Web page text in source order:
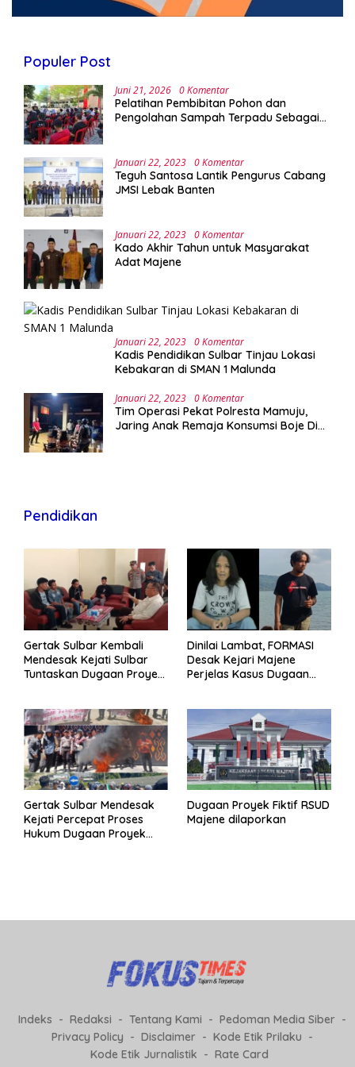
Populer Post
Juni 21, 2026 0 Komentar
Pelatihan Pembibitan Pohon dan
Pengolahan Sampah Terpadu Sebagai
Januari 22, 2023 0 Komentar
Teguh Santosa Lantik Pengurus Cabang
JMSI Lebak Banten
Januari 22, 2023 0 Komentar
Kado Akhir Tahun untuk Masyarakat
Adat Majene
Januari 22, 2023 0 Komentar
Kadis Pendidikan Sulbar Tinjau Lokasi
Kebakaran di SMAN 1 Malunda
Januari 22, 2023 0 Komentar
Tim Operasi Pekat Polresta Mamuju,
Jaring Anak Remaja Konsumsi Boje Di
Pendidikan
Gertak Sulbar Kembali
Mendesak Kejati Sulbar
Tuntaskan Dugaan Proyek
Dinilai Lambat, FORMASI
Desak Kejari Majene
Perjelas Kasus Dugaan
Gertak Sulbar Mendesak
Kejati Percepat Proses
Hukum Dugaan Proyek
Dugaan Proyek Fiktif RSUD
Majene dilaporkan
Indeks Redaksi Tentang Kami
Pedoman Media Siber
Privacy Policy
Disclaimer
Kode Etik Prilaku
Kode Etik Jurnalistik
Rate Card